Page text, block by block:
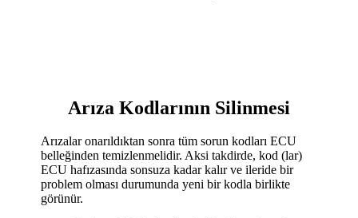
Arıza Kodlarının Silinmesi
Arızalar onarıldıktan sonra tüm sorun kodları ECU
belleğinden temizlenmelidir. Aksi takdirde, kod (lar)
ECU hafızasında sonsuza kadar kalır ve ileride bir
problem olması durumunda yeni bir kodla birlikte
görünür.